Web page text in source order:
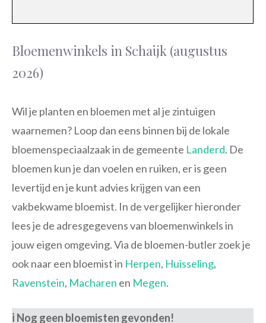
Bloemenwinkels in Schaijk (augustus
2026)
Wil je planten en bloemen met al je zintuigen
waarnemen? Loop dan eens binnen bij de lokale
bloemenspeciaalzaak in de gemeente Landerd. De
bloemen kun je dan voelen en ruiken, er is geen
levertijd en je kunt advies krijgen van een
vakbekwame bloemist. In de vergelijker hieronder
lees je de adresgegevens van bloemenwinkels in
jouw eigen omgeving. Via de bloemen-butler zoek je
ook naar een bloemist in Herpen, Huisseling,
Ravenstein, Macharen en Megen.
ℹ️ Nog geen bloemisten gevonden!